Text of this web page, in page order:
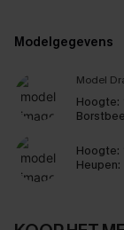
Modelgegevens
Model
Hoogte:
Hoogte:
Heupen: